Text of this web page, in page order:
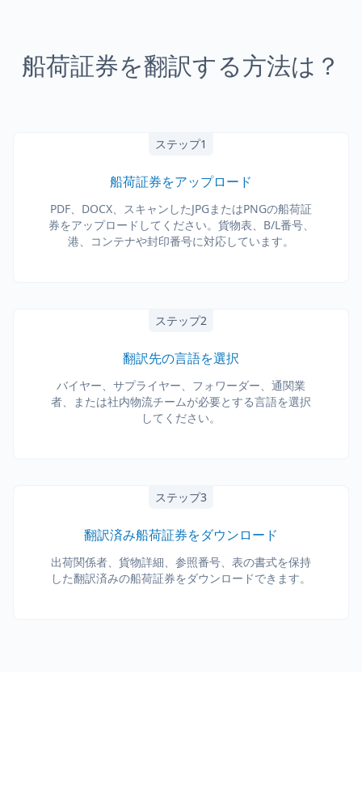
船荷証券を翻訳する方法は？
ステップ1
船荷証券をアップロード
PDF、DOCX、スキャンしたJPGまたはPNGの船荷証
券をアップロードしてください。貨物表、B/L番号、
港、コンテナや封印番号に対応しています。
ステップ2
翻訳先の言語を選択
バイヤー、サプライヤー、フォワーダー、通関業
者、または社内物流チームが必要とする言語を選択
してください。
ステップ3
翻訳済み船荷証券をダウンロード
出荷関係者、貨物詳細、参照番号、表の書式を保持
した翻訳済みの船荷証券をダウンロードできます。